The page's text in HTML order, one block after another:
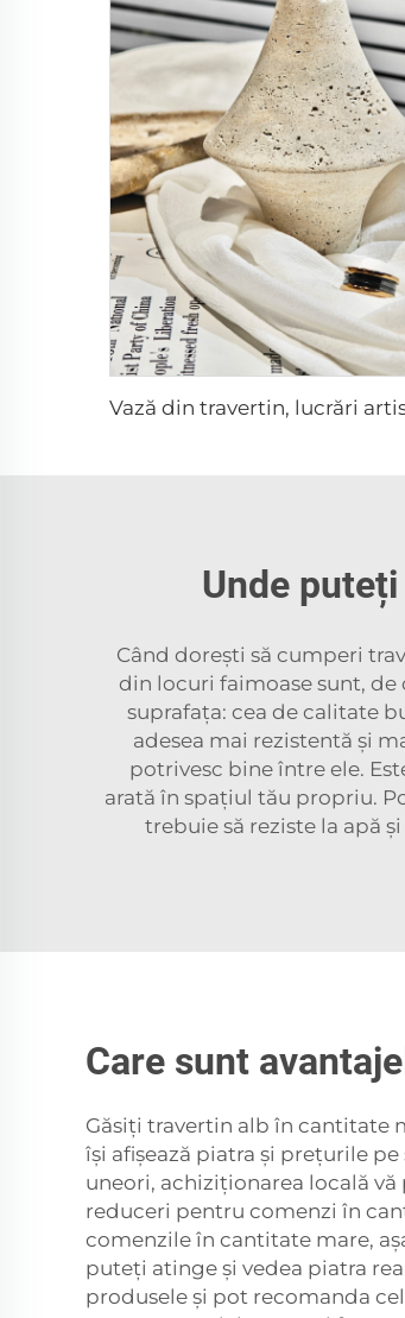
Unde
Când dorești să cumperi
din locuri faimoase sunt, de
suprafața: cea de calitate
adesea mai rezistentă și
potrivesc bine între ele.
arată în spațiul tău propriu.
trebuie să reziste la apă
Care sunt
Găsiți travertin alb în cantitate
își afișează piatra și prețurile
uneori, achiziționarea locală
reduceri pentru comenzi în
comenzile în cantitate mare,
puteți atinge și vedea piatra
produsele și pot recomanda